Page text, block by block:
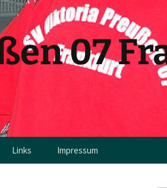
07
Links Impressum